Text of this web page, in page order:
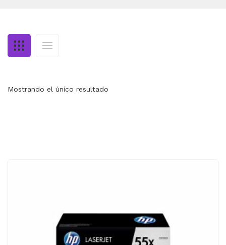
MI CUENTA
Mostrando el único resultado